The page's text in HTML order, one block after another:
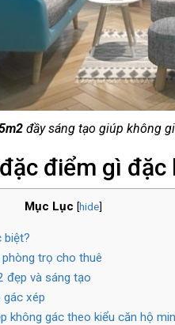
đầy sáng tạo giúp không
điểm gì đặc
Mục Lục [hide]
biệt?
trọ cho thuê
đẹp và sáng tạo
xép
không gác theo kiểu căn hộ